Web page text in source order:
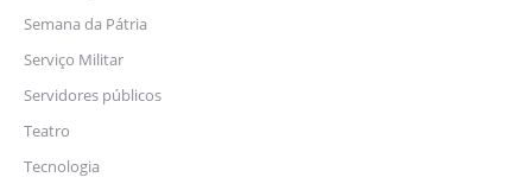
Semana da Pátria
Serviço Militar
Servidores públicos
Teatro
Tecnologia